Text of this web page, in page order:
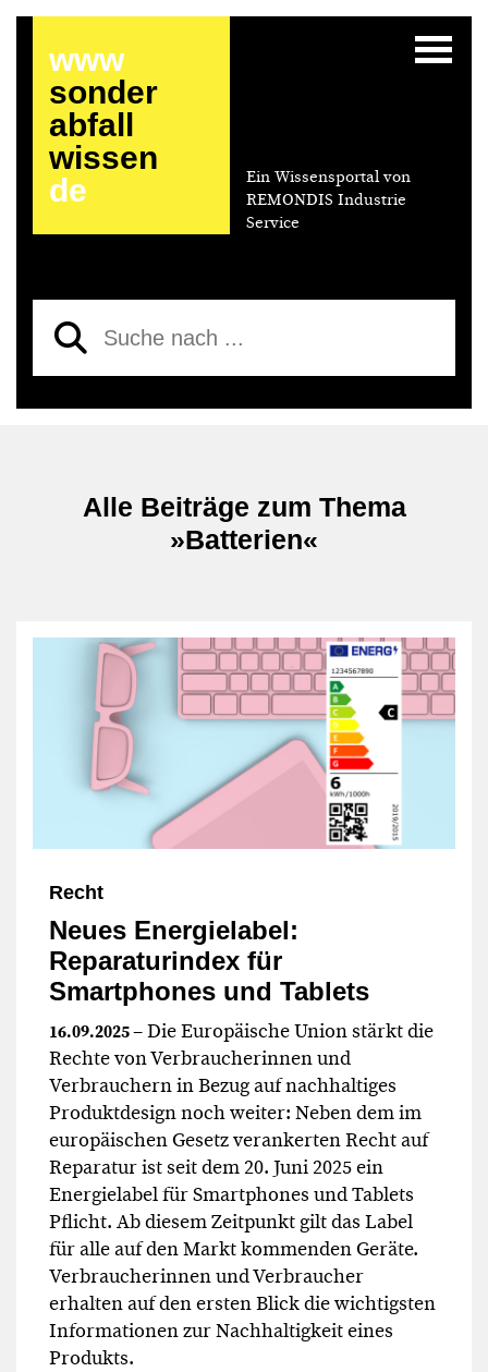
www
sonder
abfall
wissen
de
Ein Wissensportal von
REMONDIS Industrie
Service
Alle Beiträge zum Thema
»Batterien«
Recht
Neues Energielabel:
Reparaturindex für
Smartphones und Tablets
16.09.2025– Die Europäische Union stärkt die
Rechte von Verbraucherinnen und
Verbrauchern in Bezug auf nachhaltiges
Produktdesign noch weiter: Neben dem im
europäischen Gesetz verankerten Recht auf
Reparatur ist seit dem 20. Juni 2025 ein
Energielabel für Smartphones und Tablets
Pflicht. Ab diesem Zeitpunkt gilt das Label
für alle auf den Markt kommenden Geräte.
Verbraucherinnen und Verbraucher
erhalten auf den ersten Blick die wichtigsten
Informationen zur Nachhaltigkeit eines
Produkts.